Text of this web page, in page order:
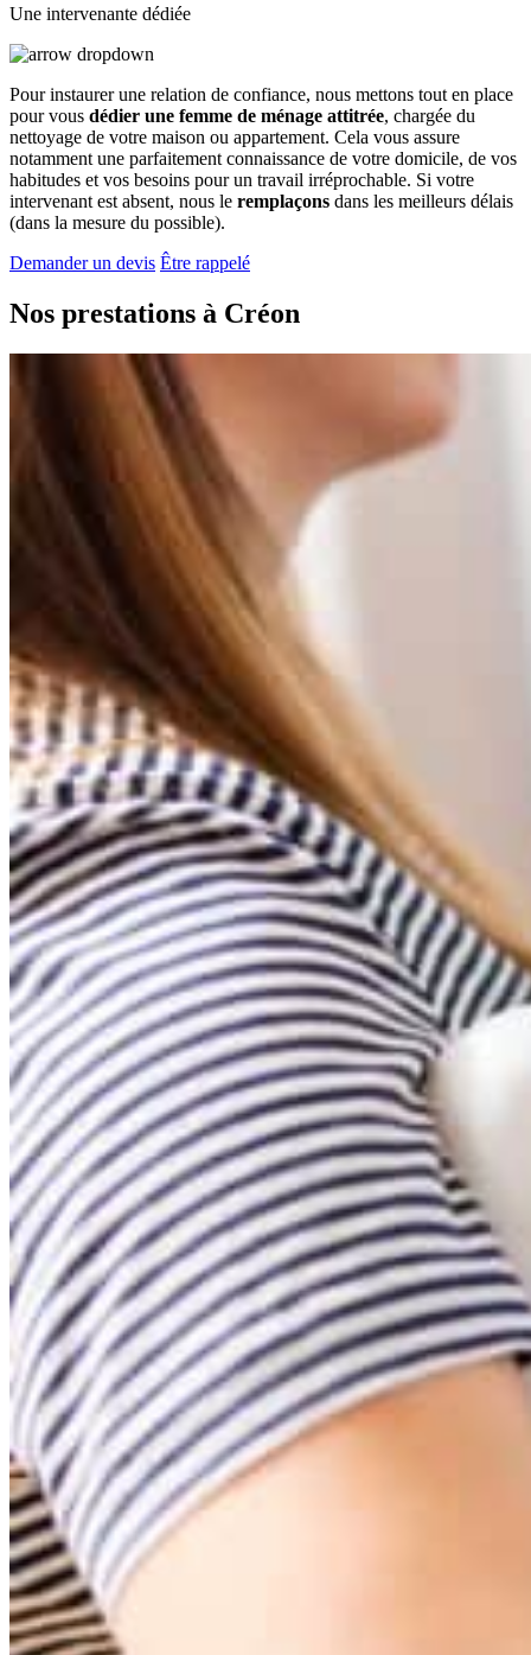
Une intervenante dédiée
Pour instaurer une relation de confiance, nous mettons tout en place
pour vous dédier une femme de ménage attitrée, chargée du
nettoyage de votre maison ou appartement. Cela vous assure
notamment une parfaitement connaissance de votre domicile, de vos
habitudes et vos besoins pour un travail irréprochable. Si votre
intervenant est absent, nous le remplaçons dans les meilleurs délais
(dans la mesure du possible).
Demander un devis Être rappelé
Nos prestations à Créon